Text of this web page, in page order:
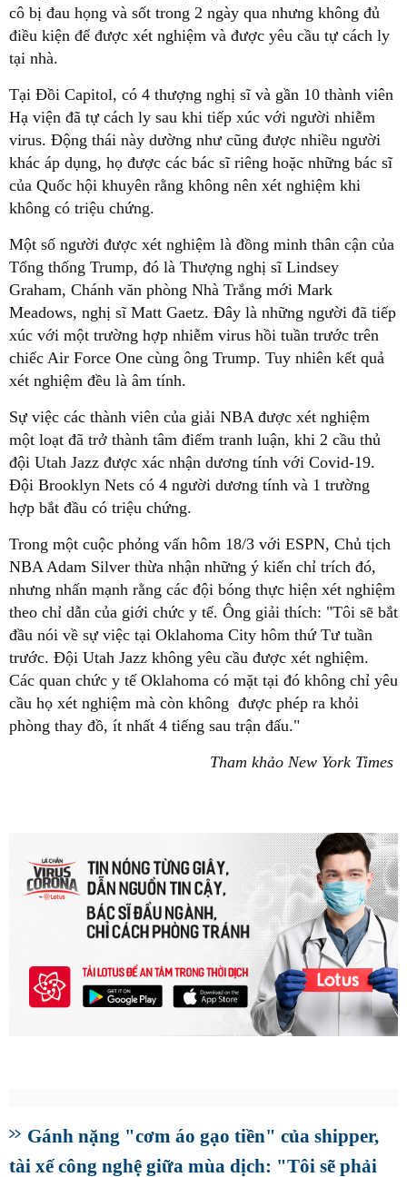
cô bị đau họng và sốt trong 2 ngày qua nhưng không đủ
điều kiện để được xét nghiệm và được yêu cầu tự cách ly
tại nhà.
Tại Đồi Capitol, có 4 thượng nghị sĩ và gần 10 thành viên
Hạ viện đã tự cách ly sau khi tiếp xúc với người nhiễm
virus. Động thái này dường như cũng được nhiều người
khác áp dụng, họ được các bác sĩ riêng hoặc những bác sĩ
của Quốc hội khuyên rằng không nên xét nghiệm khi
không có triệu chứng.
Một số người được xét nghiệm là đồng minh thân cận của
Tổng thống Trump, đó là Thượng nghị sĩ Lindsey
Graham, Chánh văn phòng Nhà Trắng mới Mark
Meadows, nghị sĩ Matt Gaetz. Đây là những người đã tiếp
xúc với một trường hợp nhiễm virus hồi tuần trước trên
chiếc Air Force One cùng ông Trump. Tuy nhiên kết quả
xét nghiệm đều là âm tính.
Sự việc các thành viên của giải NBA được xét nghiệm
một loạt đã trở thành tâm điểm tranh luận, khi 2 cầu thủ
đội Utah Jazz được xác nhận dương tính với Covid-19.
Đội Brooklyn Nets có 4 người dương tính và 1 trường
hợp bắt đầu có triệu chứng.
Trong một cuộc phỏng vấn hôm 18/3 với ESPN, Chủ tịch
NBA Adam Silver thừa nhận những ý kiến chỉ trích đó,
nhưng nhấn mạnh rằng các đội bóng thực hiện xét nghiệm
theo chỉ dẫn của giới chức y tế. Ông giải thích: "Tôi sẽ bắt
đầu nói về sự việc tại Oklahoma City hôm thứ Tư tuần
trước. Đội Utah Jazz không yêu cầu được xét nghiệm.
Các quan chức y tế Oklahoma có mặt tại đó không chỉ yêu
cầu họ xét nghiệm mà còn không được phép ra khỏi
phòng thay đồ, ít nhất 4 tiếng sau trận đấu."
Tham khảo New York Times
Gánh nặng "cơm áo gạo tiền" của shipper,
tài xế công nghệ giữa mùa dịch: "Tôi sẽ phải